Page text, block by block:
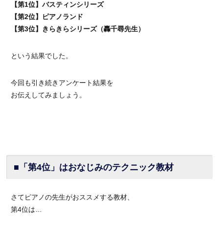
【第1位】バスティンシリーズ
【第2位】ピアノランド
【第3位】きらきらシリーズ（轟千尋先生）
という結果でした。
今回も引き続きアンケート結果を
お伝えしてみましょう。
■「第4位」はおなじみのテクニック教材
さてピアノの先生がおススメする教材、
第4位は…